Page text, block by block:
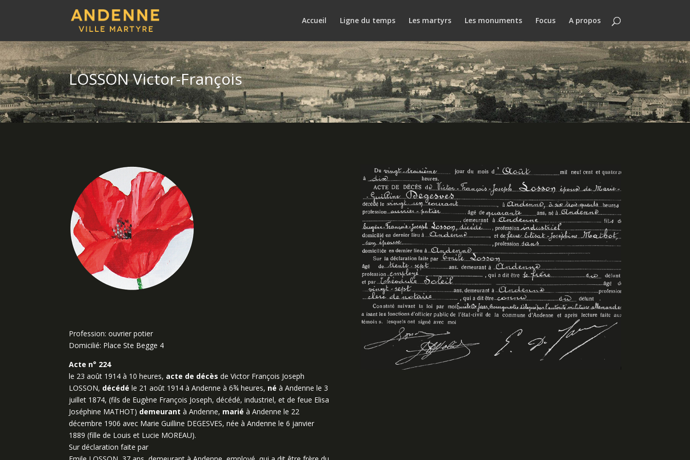
Accueil Ligne du temps Les martyrs Les monuments Focus A propos
LOSSON Victor-François
Profession: ouvrier potier
Domicilié: Place Ste Begge 4
Acte n° 224
le 23 août 1914 à 10 heures, acte de décès de Victor François Joseph
LOSSON, décédé le 21 août 1914 à Andenne à 6¾ heures, né à Andenne le 3
juillet 1874, (fils de Eugène François Joseph, décédé, industriel, et de feue Elisa
Joséphine MATHOT) demeurant à Andenne, marié à Andenne le 22
décembre 1906 avec Marie Guilline DEGESVES, née à Andenne le 6 janvier
1889 (fille de Louis et Lucie MOREAU).
Sur déclaration faite par